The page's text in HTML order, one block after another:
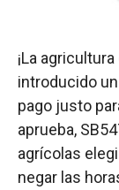
¡La
introducido
pago justo
aprueba,
agrícolas
negar las